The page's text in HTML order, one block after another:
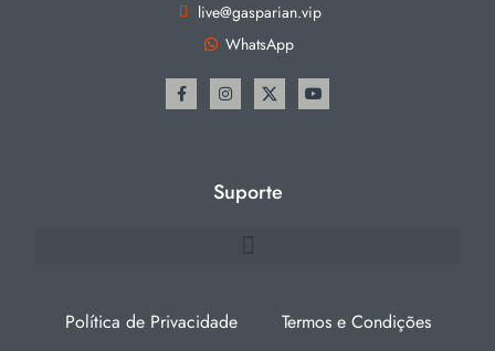
live@gasparian.vip
WhatsApp
Suporte
Política de Privacidade Termos e Condições